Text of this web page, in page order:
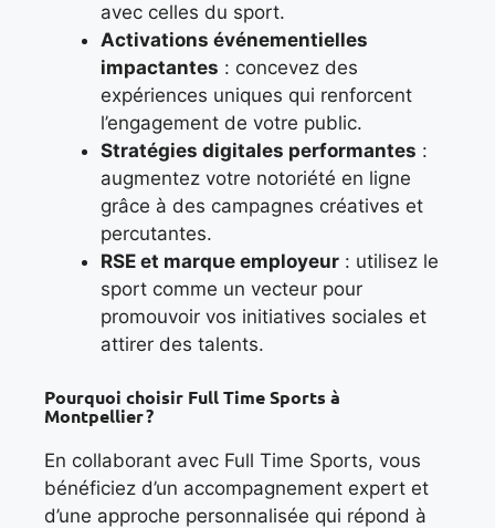
avec celles du sport.
Activations événementielles
impactantes : concevez des
expériences uniques qui renforcent
l’engagement de votre public.
Stratégies digitales performantes :
augmentez votre notoriété en ligne
grâce à des campagnes créatives et
percutantes.
RSE et marque employeur : utilisez le
sport comme un vecteur pour
promouvoir vos initiatives sociales et
attirer des talents.
Pourquoi choisir Full Time Sports à
Montpellier ?
En collaborant avec Full Time Sports, vous
bénéficiez d’un accompagnement expert et
d’une approche personnalisée qui répond à